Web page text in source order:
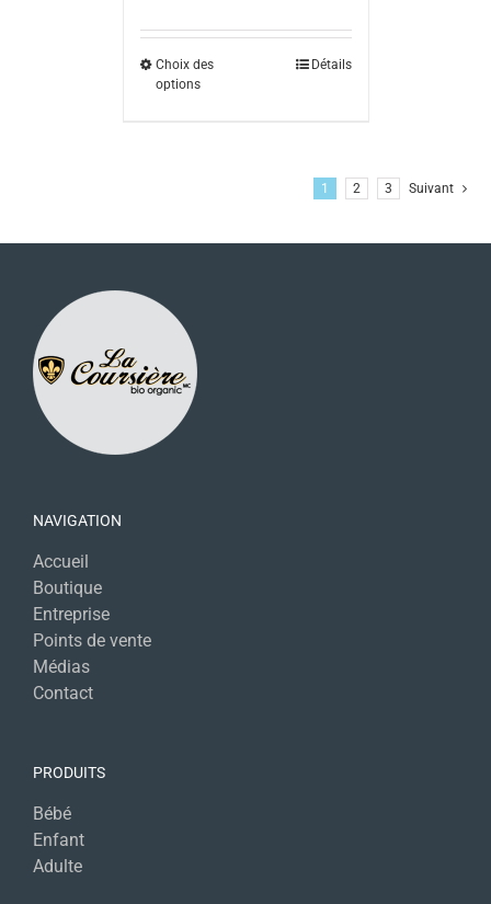
Choix des
options
Détails
1 2 3 Suivant
NAVIGATION
Accueil
Boutique
Entreprise
Points de vente
Médias
Contact
PRODUITS
Bébé
Enfant
Adulte